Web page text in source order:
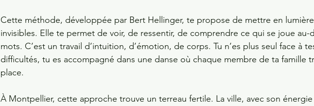
Cette méthode, développée par Bert Hellinger, te propose de mettre en
invisibles. Elle te permet de voir, de ressentir, de comprendre ce qui se joue au-
mots. C’est un travail d’intuition, d’émotion, de corps. Tu n’es plus seul face à
difficultés, tu es accompagné dans une danse où chaque membre de ta famille
place.
À Montpellier, cette approche trouve un terreau fertile. La ville, avec son